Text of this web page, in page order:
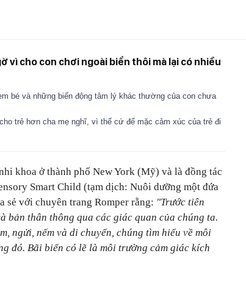
vì cho con chơi ngoài biển thôi mà lại có nhiều
bé và những biến động tâm lý khác thường của con chưa
trẻ hơn cha mẹ nghĩ, vì thế cứ để mặc cảm xúc của trẻ đi
khoa ở thành phố New York (Mỹ) và là đồng tác
Smart Child (tạm dịch: Nuôi dưỡng một đứa
sẻ với chuyên trang Romper rằng: "Trước tiên
bản thân thông qua các giác quan của chúng ta.
ngửi, nếm và di chuyển, chúng tìm hiểu về môi
đó. Bãi biển có lẽ là môi trường cảm giác kích